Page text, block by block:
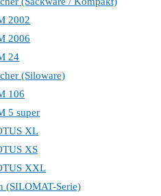
2002
2006
24
(Siloware)
106
5 super
XL
XS
XXL
(SILOMAT-Serie)